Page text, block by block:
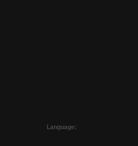
Language: